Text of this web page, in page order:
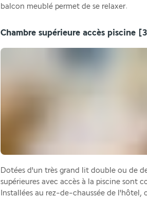
balcon meublé permet de se relaxer.
Chambre supérieure accès piscine
Dotées d'un très grand lit double ou de
supérieures avec accès à la piscine sont
Installées au rez-de-chaussée de l'hôtel,